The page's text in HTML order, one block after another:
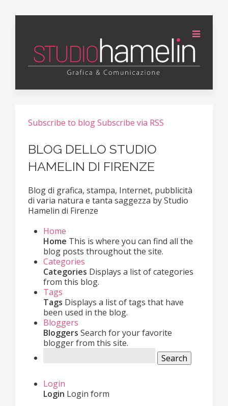
Subscribe to blogSubscribe via RSS
BLOG DELLO STUDIO
HAMELIN DI FIRENZE
Blog di grafica, stampa, Internet, pubblicità
di varia natura e tanta saggezza by Studio
Hamelin di Firenze
Home
Home This is where you can find all the
blog posts throughout the site.
Categories
Categories Displays a list of categories
from this blog.
Tags
Tags Displays a list of tags that have
been used in the blog.
Bloggers
Bloggers Search for your favorite
blogger from this site.
Search
Login
Login Login form